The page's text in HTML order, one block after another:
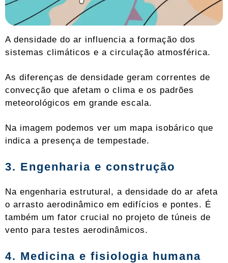
A densidade do ar influencia a formação dos
sistemas climáticos e a circulação atmosférica.
As diferenças de densidade geram correntes de
convecção que afetam o clima e os padrões
meteorológicos em grande escala.
Na imagem podemos ver um mapa isobárico que
indica a presença de tempestade.
3. Engenharia e construção
Na engenharia estrutural, a densidade do ar afeta
o arrasto aerodinâmico em edifícios e pontes. É
também um fator crucial no projeto de túneis de
vento para testes aerodinâmicos.
4. Medicina e fisiologia humana